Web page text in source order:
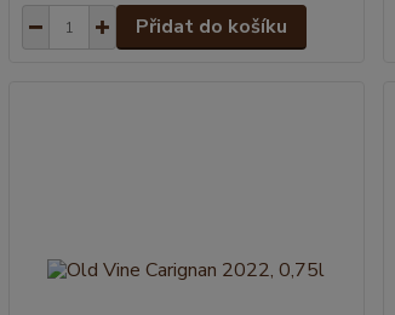
Přidat do košíku